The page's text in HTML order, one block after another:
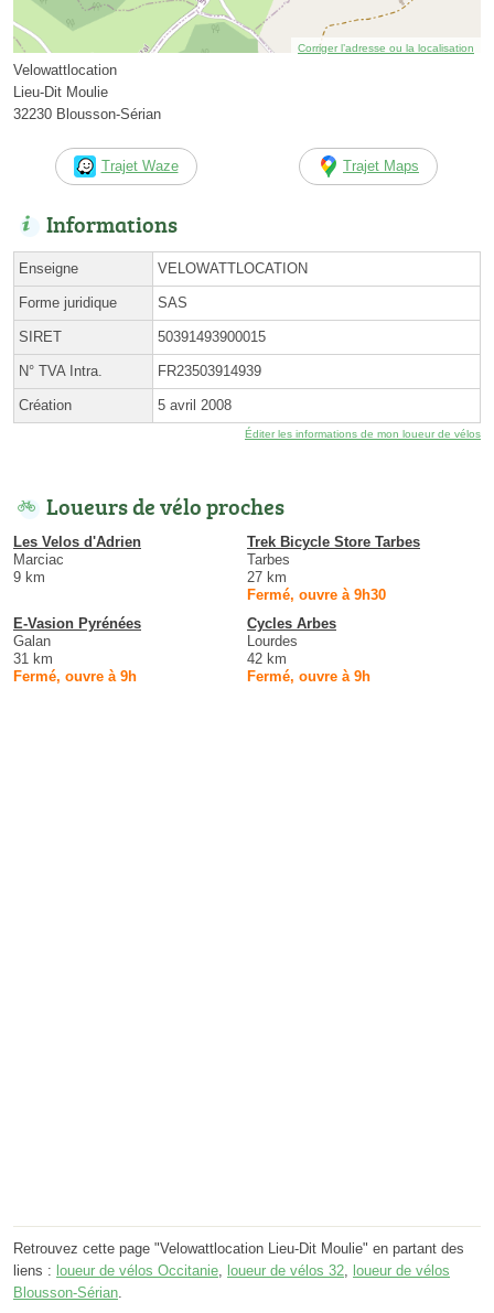
Corriger l’adresse ou la localisation
Velowattlocation
Lieu-Dit Moulie
32230 Blousson-Sérian
Trajet Waze Trajet Maps
Informations
Enseigne VELOWATTLOCATION
Forme juridique SAS
SIRET 50391493900015
N° TVA Intra. FR23503914939
Création 5 avril 2008
Éditer les informations de mon loueur de vélos
Loueurs de vélo proches
Les Velos d'Adrien
Marciac
9 km
Trek Bicycle Store Tarbes
Tarbes
27 km
Fermé, ouvre à 9h30
E-Vasion Pyrénées
Galan
31 km
Fermé, ouvre à 9h
Cycles Arbes
Lourdes
42 km
Fermé, ouvre à 9h
Retrouvez cette page "Velowattlocation Lieu-Dit Moulie" en partant des
liens : loueur de vélos Occitanie loueur de vélos 32
loueur de vélos
Blousson-Sérian